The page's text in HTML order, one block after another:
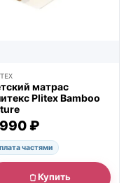
матрас
Plitex Bamboo
₽
частями
Купить